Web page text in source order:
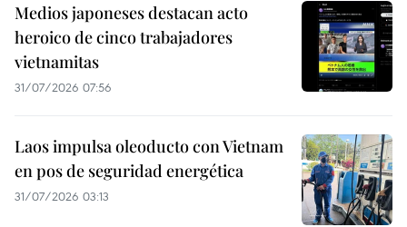
Medios japoneses destacan acto
heroico de cinco trabajadores
vietnamitas
31/07/2026 07:56
Laos impulsa oleoducto con Vietnam
en pos de seguridad energética
31/07/2026 03:13